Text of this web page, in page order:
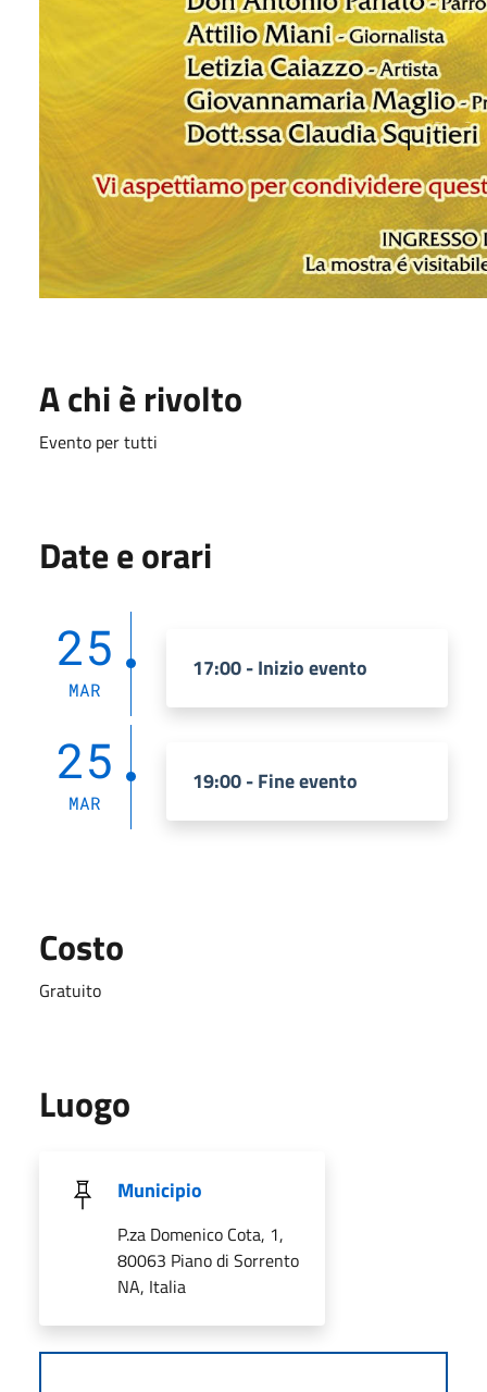
A chi è rivolto
Evento per tutti
Date e orari
25
MAR
17:00 - Inizio evento
25
MAR
19:00 - Fine evento
Costo
Gratuito
Luogo
Municipio
P.za Domenico Cota, 1,
80063 Piano di Sorrento
NA, Italia